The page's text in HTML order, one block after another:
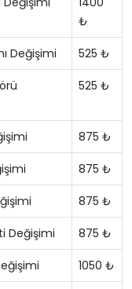
₺
Değişimi 525 ₺
525 ₺
875 ₺
875 ₺
875 ₺
Değişimi 875 ₺
1050 ₺